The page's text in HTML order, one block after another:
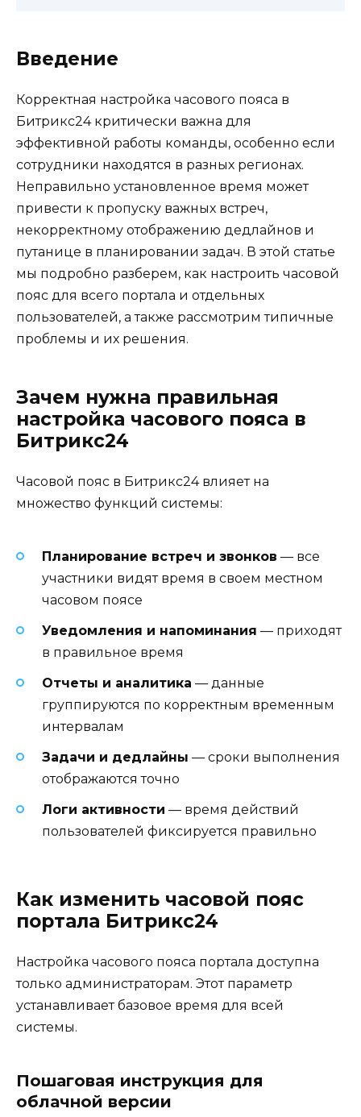
Введение
Корректная настройка часового пояса в
Битрикс24 критически важна для
эффективной работы команды, особенно если
сотрудники находятся в разных регионах.
Неправильно установленное время может
привести к пропуску важных встреч,
некорректному отображению дедлайнов и
путанице в планировании задач. В этой статье
мы подробно разберем, как настроить часовой
пояс для всего портала и отдельных
пользователей, а также рассмотрим типичные
проблемы и их решения.
Зачем нужна правильная
настройка часового пояса в
Битрикс24
Часовой пояс в Битрикс24 влияет на
множество функций системы:
Планирование встреч и звонков — все
участники видят время в своем местном
часовом поясе
Уведомления и напоминания — приходят
в правильное время
Отчеты и аналитика — данные
группируются по корректным временным
интервалам
Задачи и дедлайны — сроки выполнения
отображаются точно
Логи активности — время действий
пользователей фиксируется правильно
Как изменить часовой пояс
портала Битрикс24
Настройка часового пояса портала доступна
только администраторам. Этот параметр
устанавливает базовое время для всей
системы.
Пошаговая инструкция для
облачной версии